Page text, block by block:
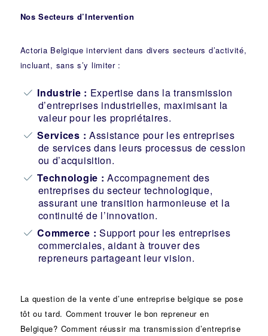
Nos Secteurs d’Intervention
Actoria Belgique intervient dans divers secteurs d’activité,
incluant, sans s’y limiter :
Industrie : Expertise dans la transmission
d’entreprises industrielles, maximisant la
valeur pour les propriétaires.
Services : Assistance pour les entreprises
de services dans leurs processus de cession
ou d’acquisition.
Technologie : Accompagnement des
entreprises du secteur technologique,
assurant une transition harmonieuse et la
continuité de l’innovation.
Commerce : Support pour les entreprises
commerciales, aidant à trouver des
repreneurs partageant leur vision.
La question de la vente d’une entreprise belgique se pose
tôt ou tard. Comment trouver le bon repreneur en
Belgique? Comment réussir ma transmission d’entreprise